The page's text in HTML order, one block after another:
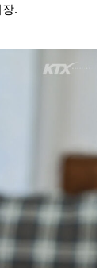
.